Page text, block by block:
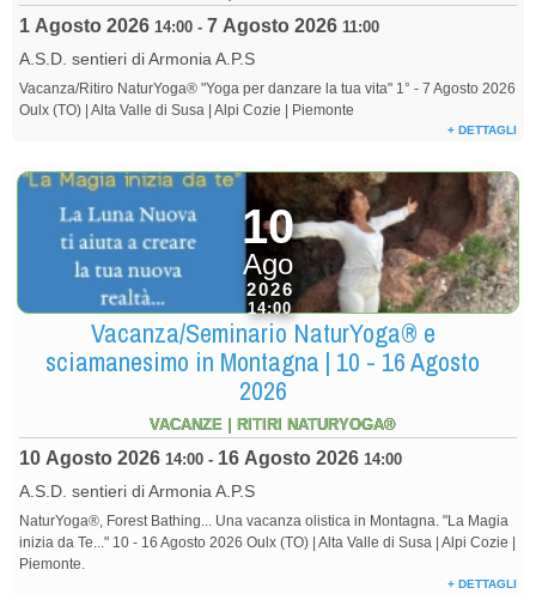
1 Agosto 2026 14:00 - 7 Agosto 2026 11:00
A.S.D. sentieri di Armonia A.P.S
Vacanza/Ritiro NaturYoga® "Yoga per danzare la tua vita" 1° - 7 Agosto 2026
Oulx (TO) | Alta Valle di Susa | Alpi Cozie | Piemonte
+ DETTAGLI
10
Ago
2026
14:00
Vacanza/Seminario NaturYoga® e
sciamanesimo in Montagna | 10 - 16 Agosto
2026
VACANZE | RITIRI NATURYOGA®
10 Agosto 2026 14:00 - 16 Agosto 2026 14:00
A.S.D. sentieri di Armonia A.P.S
NaturYoga®, Forest Bathing... Una vacanza olistica in Montagna. "La Magia
inizia da Te..." 10 - 16 Agosto 2026 Oulx (TO) | Alta Valle di Susa | Alpi Cozie |
Piemonte.
+ DETTAGLI